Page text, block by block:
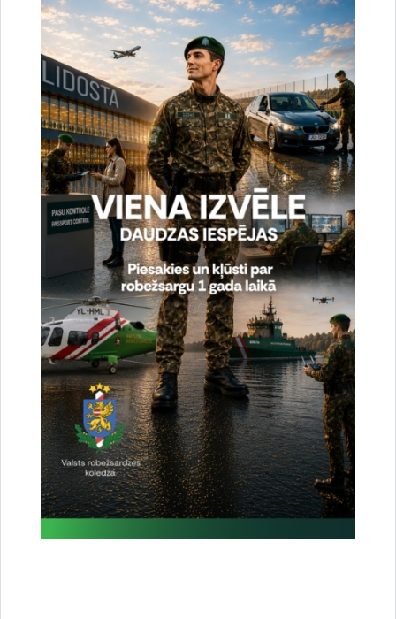
veicināšana un pārrobežu sadarbības uzlabošana.
Ģeogrāfiski projekts aptver sešas reģiona valstis
(Afganistānu, Kazahstānu, Kirgizstānu, Tadžikistānu,
Turkmenistānu un Uzbekistānu).
BOMCA ir galvenā un lielākā ES finansētā programma
reģionā. Kopš tās uzsākšanas 2003. gadā tās dažādie posmi
bija vērsti uz spēju veidošanu un iestāžu attīstību,
tirdzniecības koridoru attīstīšanu un tirdzniecības veicināšanu,
robežu pārvaldības sistēmu uzlabošanu un narkotiku
tirdzniecības apkarošanu Centrālāzijas reģionā. Katrs jauns
BOMCA posms, ieskaitot pašreizējo, tika izstrādāts tā, lai
pakāpeniski attīstītu un palielinātu iepriekšējos posmos
sasniegtos rezultātus.
Drukāt lapu
Dalīties